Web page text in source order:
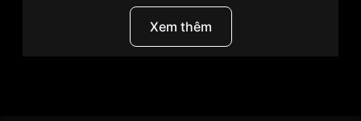
6mm
Mặt trắng
Xem thêm